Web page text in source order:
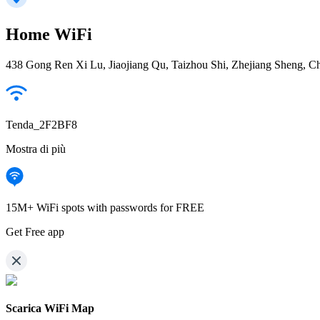
Home WiFi
438 Gong Ren Xi Lu, Jiaojiang Qu, Taizhou Shi, Zhejiang Sheng,
Tenda_2F2BF8
Mostra di più
15M+ WiFi spots with passwords for FREE
Get Free app
Scarica WiFi Map